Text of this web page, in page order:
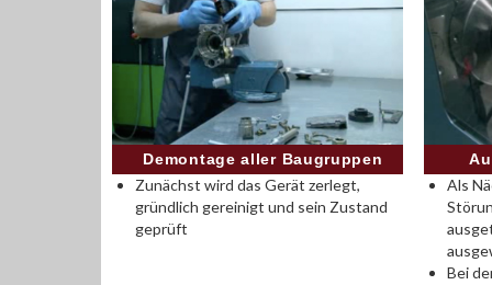
Demontage aller Baugruppen
Zunächst wird das Gerät zerlegt,
gründlich gereinigt und sein Zustand
geprüft
Als
Bei